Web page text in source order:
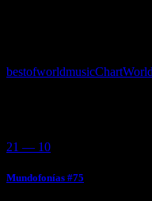
bestofworldmusic
21 — 10
Mundofonías #75